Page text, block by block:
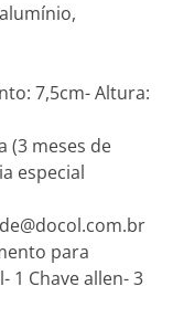
7,5cm- Altura:
(3 meses de
especial
para
1 Chave allen- 3